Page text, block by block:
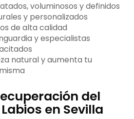
voluminosos y definidos
y personalizados
de alta calidad
y especialistas
natural y aumenta tu
del
en Sevilla